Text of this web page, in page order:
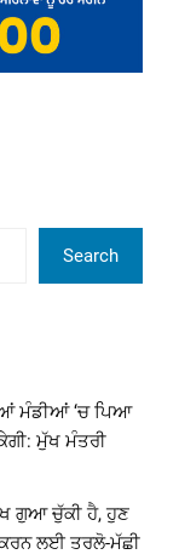
Search
ਮੰਡੀਆਂ ‘ਚ ਪਿਆ
ਮੁੱਖ ਮੰਤਰੀ
ਗੁਆ ਚੁੱਕੀ ਹੈ, ਹੁਣ
ਕਰਨ ਲਈ ਤਰਲੋ-ਮੱਛੀ